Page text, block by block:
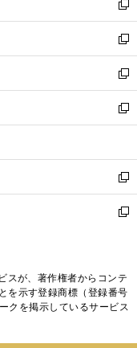
く
で
開
く
ド
ウ
で
開
く
ィ
ン
ド
ウ
で
開
く
い
ウ
ィ
ン
ド
ウ
で
開
新
し
い
ウ
ィ
ン
ド
ウ
開
く
新
し
い
ウ
ィ
ン
ウ
で
開
く
新
し
い
ウ
ン
ド
ウ
で
新
し
ウ
ィ
ン
ド
く
新
し
い
ド
ウ
で
新
ィ
ン
スが、著作権者からコンテ
を示す登録商標（登録番号
クを掲示しているサービス